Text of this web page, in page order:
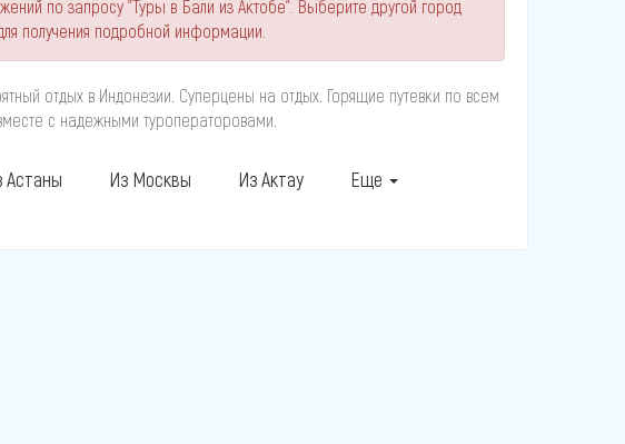
по запросу "Туры в Бали из Актобе". Выберите другой город
получения подробной информации.
отдых в Индонезии. Суперцены на отдых. Горящие путевки по всем
с надежными туроператоровами.
Астаны Из Москвы Из Актау Еще